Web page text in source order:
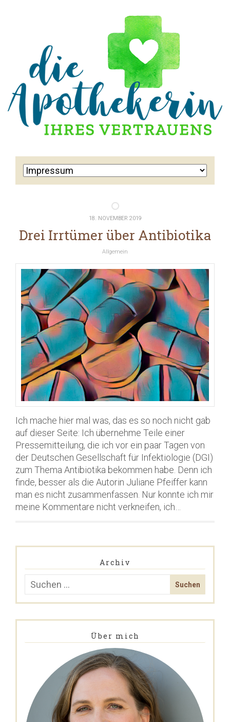
18. NOVEMBER 2019
Drei Irrtümer über Antibiotika
Allgemein
Ich mache hier mal was, das es so noch nicht gab
auf dieser Seite: Ich übernehme Teile einer
Pressemitteilung, die ich vor ein paar Tagen von
der Deutschen Gesellschaft für Infektiologie (DGI)
zum Thema Antibiotika bekommen habe. Denn ich
finde, besser als die Autorin Juliane Pfeiffer kann
man es nicht zusammenfassen. Nur konnte ich mir
meine Kommentare nicht verkneifen, ich…
Archiv
Über mich